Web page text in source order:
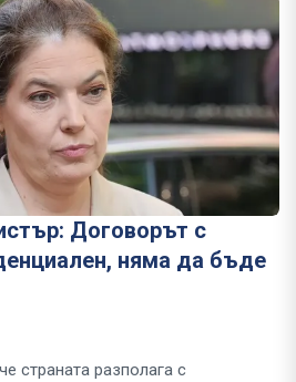
Договорът с
няма да бъде
страната разполага с